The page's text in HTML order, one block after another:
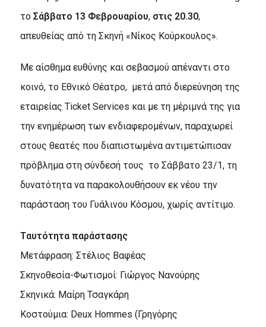
το Σάββατο 13 Φεβρουαρίου, στις 20.30,
απευθείας από τη Σκηνή «Νίκος Κούρκουλος».
Με αίσθημα ευθύνης και σεβασμού απέναντι στο
κοινό, το Εθνικό Θέατρο, μετά από διερεύνηση της
εταιρείας Ticket Services και με τη μέριμνά της για
την ενημέρωση των ενδιαφερομένων, παραχωρεί
στους θεατές που διαπιστωμένα αντιμετώπισαν
πρόβλημα στη σύνδεσή τους το Σάββατο 23/1, τη
δυνατότητα να παρακολουθήσουν εκ νέου την
παράσταση του Γυάλινου Κόσμου, χωρίς αντίτιμο.
Tαυτότητα παράστασης
Μετάφραση: Στέλιος Βαφέας
Σκηνοθεσία-Φωτισμοί: Γιώργος Νανούρης
Σκηνικά: Μαίρη Τσαγκάρη
Κοστούμια: Deux Hommes (Γρηγόρης